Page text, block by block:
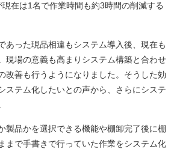
在は1名で作業時間も約3時間の削減する
あった現品相違もシステム導入後、現在も
現場の意義も高まりシステム構築と合わせ
改善も行うようになりました。そうした効
ステム化したいとの声から、さらにシステ
製品かを選択できる機能や棚卸完了後に棚
まで手書きで行っていた作業をシステム化